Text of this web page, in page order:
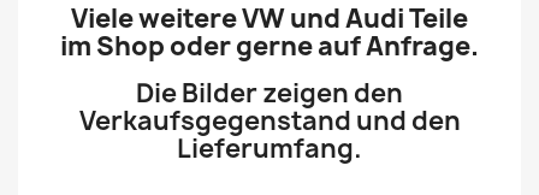
Viele weitere VW und Audi Teile
im Shop oder gerne auf Anfrage.
Die Bilder zeigen den
Verkaufsgegenstand und den
Lieferumfang.